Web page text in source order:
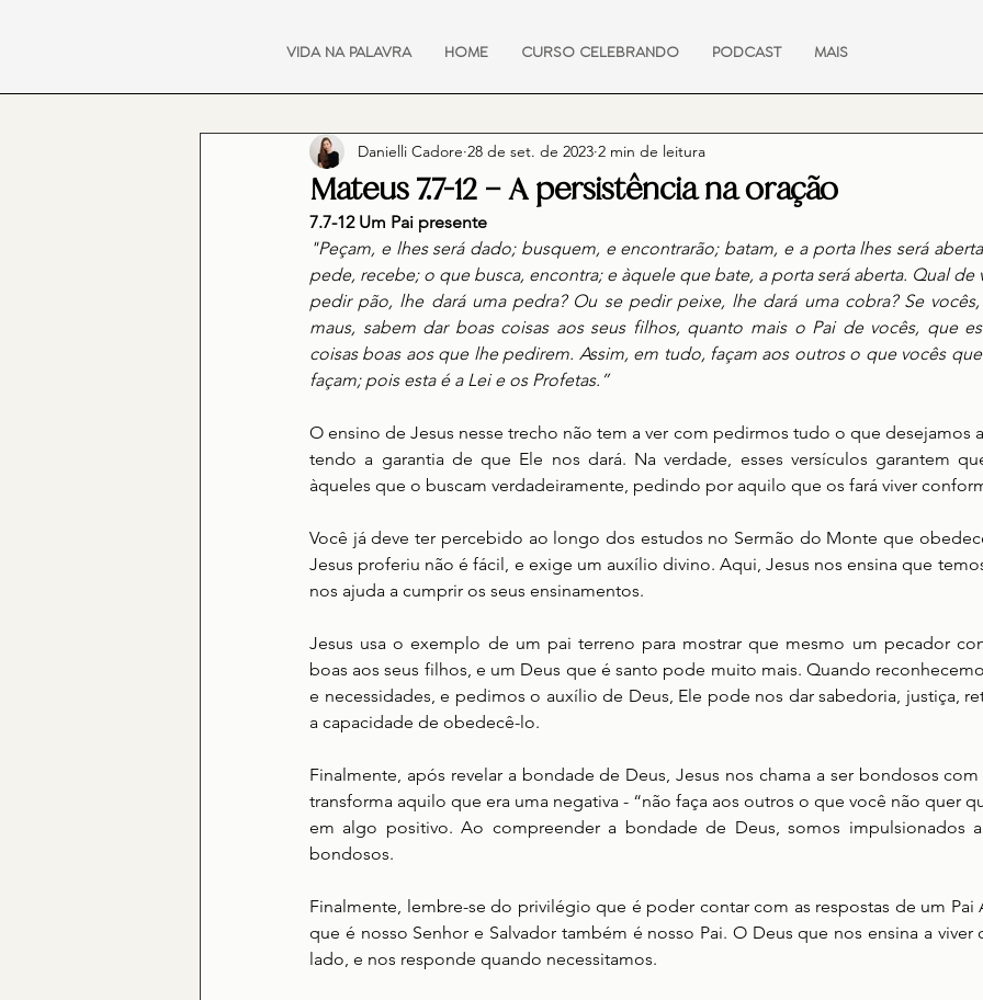
VIDA NA PALAVRA HOME CURSO CELEBRANDO PODCAST MAIS
Mateus 7.7-12 – A persistência na oração
Danielli Cadore 28 de set. de 2023 2 min de leitura
7.7-12 Um Pai presente
"Peçam, e lhes será dado; busquem, e encontrarão; batam, e a porta lhes será
pede, recebe; o que busca, encontra; e àquele que bate, a porta será aberta. Qual de
pedir pão, lhe dará uma pedra? Ou se pedir peixe, lhe dará uma cobra? Se
maus, sabem dar boas coisas aos seus filhos, quanto mais o Pai de vocês, que
coisas boas aos que lhe pedirem. Assim, em tudo, façam aos outros o que vocês
façam; pois esta é a Lei e os Profetas.”
O ensino de Jesus nesse trecho não tem a ver com pedirmos tudo o que desejamos
tendo a garantia de que Ele nos dará. Na verdade, esses versículos garantem
àqueles que o buscam verdadeiramente, pedindo por aquilo que os fará viver
Você já deve ter percebido ao longo dos estudos no Sermão do Monte que
Jesus proferiu não é fácil, e exige um auxílio divino. Aqui, Jesus nos ensina que
nos ajuda a cumprir os seus ensinamentos.
Jesus usa o exemplo de um pai terreno para mostrar que mesmo um pecador
boas aos seus filhos, e um Deus que é santo pode muito mais. Quando
e necessidades, e pedimos o auxílio de Deus, Ele pode nos dar sabedoria, justiça,
a capacidade de obedecê-lo.
Finalmente, após revelar a bondade de Deus, Jesus nos chama a ser bondosos
transforma aquilo que era uma negativa - “não faça aos outros o que você não quer
em algo positivo. Ao compreender a bondade de Deus, somos impulsionados
bondosos.
Finalmente, lembre-se do privilégio que é poder contar com as respostas de um Pai
que é nosso Senhor e Salvador também é nosso Pai. O Deus que nos ensina a viver
lado, e nos responde quando necessitamos.